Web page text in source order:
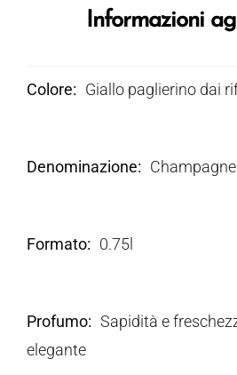
Informazioni
Colore Giallo paglierino dai
Denominazione Champagne
Formato 0.75l
Profumo
Sapidità e
elegante